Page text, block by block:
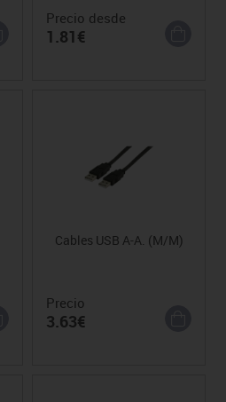
Precio desde
1.81€
Cables USB A-A. (M/M)
Precio
3.63€